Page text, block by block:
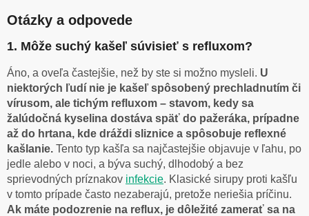
Otázky a odpovede
1. Môže suchý kašeľ súvisieť s refluxom?
Áno, a oveľa častejšie, než by ste si možno mysleli. U
niektorých ľudí nie je kašeľ spôsobený prechladnutím či
vírusom, ale tichým refluxom – stavom, kedy sa
žalúdočná kyselina dostáva späť do pažeráka, prípadne
až do hrtana, kde dráždi sliznice a spôsobuje reflexné
kašlanie. Tento typ kašľa sa najčastejšie objavuje v ľahu, po
jedle alebo v noci, a býva suchý, dlhodobý a bez
sprievodných príznakov infekcie. Klasické sirupy proti kašľu
v tomto prípade často nezaberajú, pretože neriešia príčinu.
Ak máte podozrenie na reflux, je dôležité zamerať sa na